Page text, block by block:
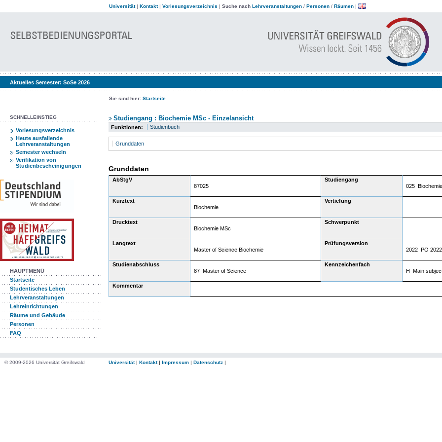
Universität| Kontakt| Vorlesungsverzeichnis | Suche nach Lehrveranstaltungen / Personen / Räumen |
Aktuelles Semester: SoSe 2026
Sie sind hier: Startseite
SCHNELLEINSTIEG
Vorlesungsverzeichnis
Heute ausfallende
Lehrveranstaltungen
Semester wechseln
Verifikation von
Studienbescheinigungen
HAUPTMENÜ
Startseite
Studentisches Leben
Lehrveranstaltungen
Lehreinrichtungen
Räume und Gebäude
Personen
FAQ
Studiengang : Biochemie MSc - Einzelansicht
Funktionen: Studienbuch
Grunddaten
Grunddaten
AbStgV
87025
Studiengang
025 Biochemie
Kurztext
Biochemie
Vertiefung
Drucktext
Biochemie MSc
Schwerpunkt
Langtext
Master of Science Biochemie
Prüfungsversion
2022 PO 2022
Studienabschluss
87 Master of Science
Kennzeichenfach
H Main
Kommentar
© 2009-2026 Universität Greifswald Universität| Kontakt| Impressum | Datenschutz |